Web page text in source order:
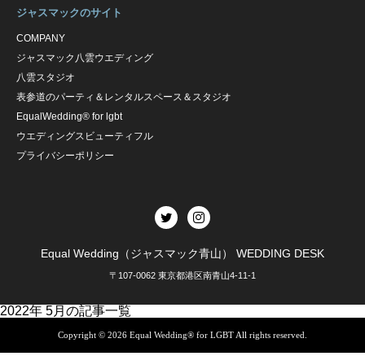
ジャスマックのサイト
COMPANY
ジャスマック八雲ウエディング
八雲スタジオ
表参道のパーティ＆レンタルスペース＆スタジオ
EqualWedding® for lgbt
ウエディングスビューティフル
プライバシーポリシー
Equal Wedding（ジャスマック青山） WEDDING DESK
〒107-0062 東京都港区南青山4-11-1
2022年 5月の記事一覧
Copyright © 2026 Equal Wedding® for LGBT All rights reserved.